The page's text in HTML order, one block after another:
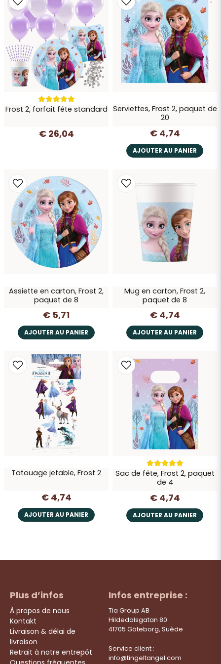
Veuillez noter que les ballons lettres ne peuvent pas être
gonflés à l'hélium, mais uniquement à l'air. Nous
recommandons l'utilisation d'unepompe à ballon, mais il
est également possible d'utiliser une paille.
Envoyer la question
Frost 2, forfait fête standard
€ 26,04
Serviettes, Frost 2, paquet de
20
€ 4,74
AJOUTER AU PANIER
Assiette en carton, Frost 2,
paquet de 8
€ 5,71
AJOUTER AU PANIER
Mug en carton, Frost 2,
paquet de 8
€ 4,74
AJOUTER AU PANIER
Tatouage jetable, Frost 2
€ 4,74
AJOUTER AU PANIER
Sac de fête, Frost 2, paquet
de 4
€ 4,74
AJOUTER AU PANIER
Plus d’infos
À propos de nous
Kontakt
Livraison & délai de
livraison
Retrait à notre entrepôt
Infos entreprise :
Tia Group AB
Hildedalsgatan 80
41705 Göteborg, Suède
Service client :
info@tingeltangel.com